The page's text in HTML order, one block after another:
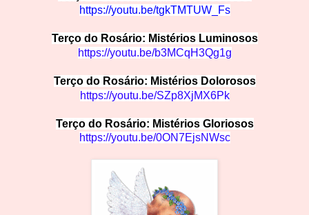
https://youtu.be/tgkTMTUW_Fs
Terço do Rosário: Mistérios Luminosos
https://youtu.be/b3MCqH3Qg1g
Terço do Rosário: Mistérios Dolorosos
https://youtu.be/SZp8XjMX6Pk
Terço do Rosário: Mistérios Gloriosos
https://youtu.be/0ON7EjsNWsc